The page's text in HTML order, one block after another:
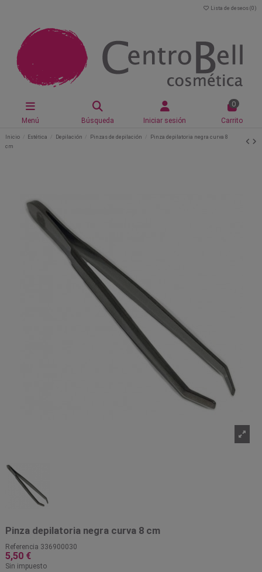
Lista de deseos (0 )
Menú Búsqueda Iniciar sesión
0
Carrito
Inicio Estética Depilación Pinzas de depilación
Pinza depilatoria negra curva 8
cm
Pinza depilatoria negra curva 8 cm
Referencia 336900030
5,50 €
Sin impuesto